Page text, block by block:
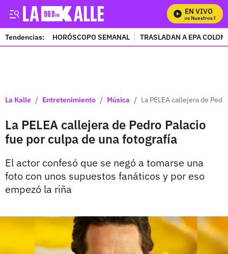
EN VIVO
Mira Todos Nuestros
Tendencias: HORÓSCOPO SEMANAL TRASLADAN A EPA
La Kalle / Entretenimiento / Música / La PELEA callejera de
La PELEA callejera de Pedro Palacio
fue por culpa de una fotografía
El actor confesó que se negó a tomarse una
foto con unos supuestos fanáticos y por eso
empezó la riña